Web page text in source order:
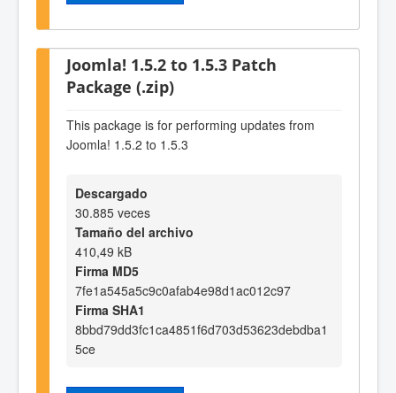
Joomla! 1.5.2 to 1.5.3 Patch
Package (.zip)
This package is for performing updates from
Joomla! 1.5.2 to 1.5.3
Descargado
30.885 veces
Tamaño del archivo
410,49 kB
Firma MD5
7fe1a545a5c9c0afab4e98d1ac012c97
Firma SHA1
8bbd79dd3fc1ca4851f6d703d53623debdba1
5ce